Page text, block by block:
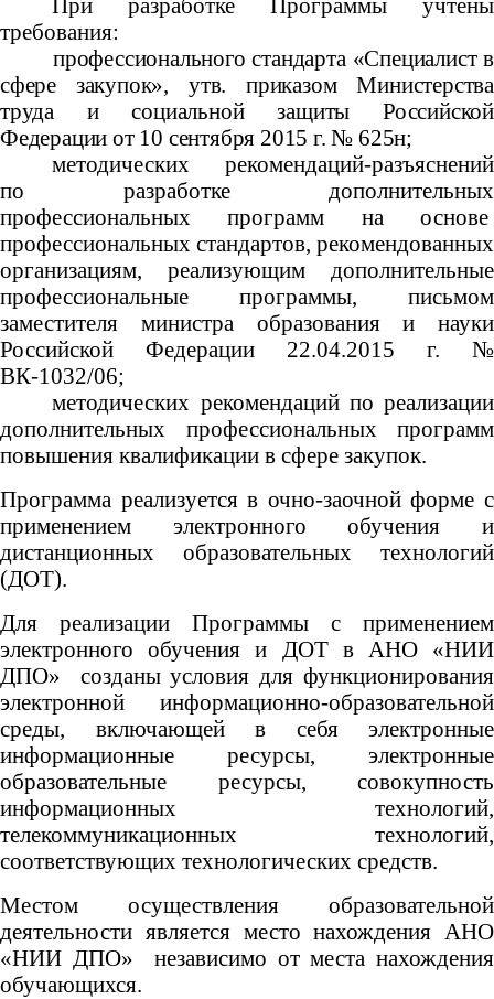
требования:
профессионального стандарта «Специалист в
сфере закупок», утв. приказом Министерства
труда и социальной защиты Российской
Федерации от 10 сентября 2015 г. № 625н;
методических рекомендаций-разъяснений
по разработке дополнительных
профессиональных программ на основе
профессиональных стандартов, рекомендованных
организациям, реализующим дополнительные
профессиональные программы, письмом
заместителя министра образования и науки
Российской Федерации 22.04.2015 г. №
ВК-1032/06;
методических рекомендаций по реализации
дополнительных профессиональных программ
повышения квалификации в сфере закупок.
Программа реализуется в очно-заочной форме с
применением электронного обучения и
дистанционных образовательных технологий
(ДОТ).
Для реализации Программы с применением
электронного обучения и ДОТ в АНО «НИИ
ДПО» созданы условия для функционирования
электронной информационно-образовательной
среды, включающей в себя электронные
информационные ресурсы, электронные
образовательные ресурсы, совокупность
информационных технологий,
телекоммуникационных технологий,
соответствующих технологических средств.
Местом осуществления образовательной
деятельности является место нахождения АНО
«НИИ ДПО» независимо от места нахождения
обучающихся.